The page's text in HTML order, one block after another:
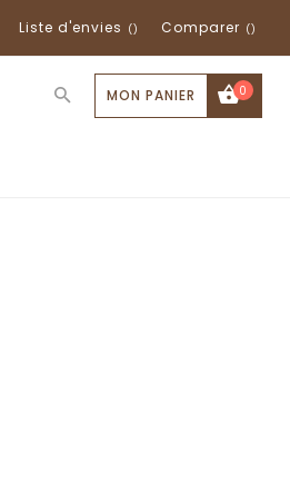
Liste d'envies Comparer
MON PANIER 0